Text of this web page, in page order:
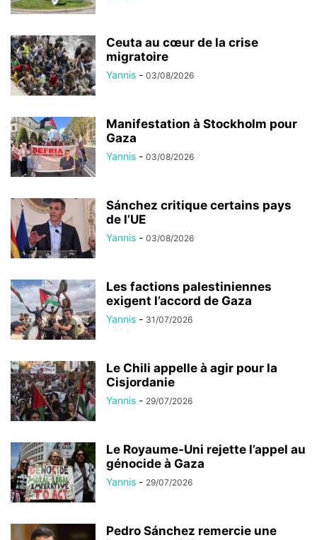
Ceuta au cœur de la crise
migratoire
Yannis - 03/08/2026
Manifestation à Stockholm pour
Gaza
Yannis - 03/08/2026
Sánchez critique certains pays
de l’UE
Yannis - 03/08/2026
Les factions palestiniennes
exigent l’accord de Gaza
Yannis - 31/07/2026
Le Chili appelle à agir pour la
Cisjordanie
Yannis - 29/07/2026
Le Royaume-Uni rejette l’appel au
génocide à Gaza
Yannis - 29/07/2026
Pedro Sánchez remercie une